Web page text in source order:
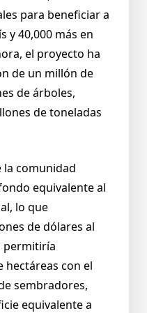
para beneficiar a
y 40,000 más en
el proyecto ha
de un millón de
de árboles,
de toneladas
comunidad
equivalente al
lo que
de dólares al
permitiría
hectáreas con el
sembradores,
equivalente a